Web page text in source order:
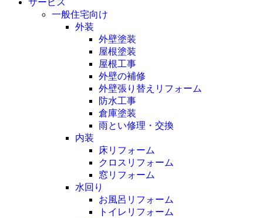
一般住宅向け
外装
外壁塗装
屋根塗装
屋根工事
外壁の補修
外壁張り替えリフォーム
防水工事
倉庫塗装
雨とい修理・交換
内装
床リフォーム
クロスリフォーム
窓リフォーム
水回り
お風呂リフォーム
トイレリフォーム